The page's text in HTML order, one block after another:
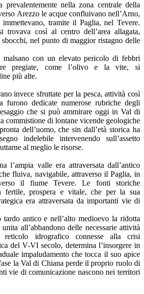
prevalentemente nella zona centrale della
Arezzo le acque confluivano nell’Arno,
tramite il Paglia, nel Tevere.
trovava così al centro dell’area allagata,
nel punto di maggior ristagno delle
con un elevato pericolo di febbri
pregiate, come l’olivo e la vite, si
più alte.
invece sfruttate per la pesca, attività così
furono dedicate numerose rubriche degli
che si può ammirare oggi in Val di
commistione di lontane vicende geologiche
dell’uomo, che sin dall’età storica ha
indelebile intervenendo sull’assetto
al meglio le risorse.
l’ampia valle era attraversata dall’antico
fluiva, navigabile, attraverso il Paglia, in
il fiume Tevere. Le fonti storiche
fertile, prospera e vitale, che per la sua
era attraversata da importanti vie di
tardo antico e nell’alto medioevo la ridotta
all’abbandono delle necessarie attività
idrografico connesse alla crisi
del V-VI secolo, determina l’insorgere in
impaludamento che tocca il suo apice
la Val di Chiana perde il proprio ruolo di
vie di comunicazione nascono nei territori